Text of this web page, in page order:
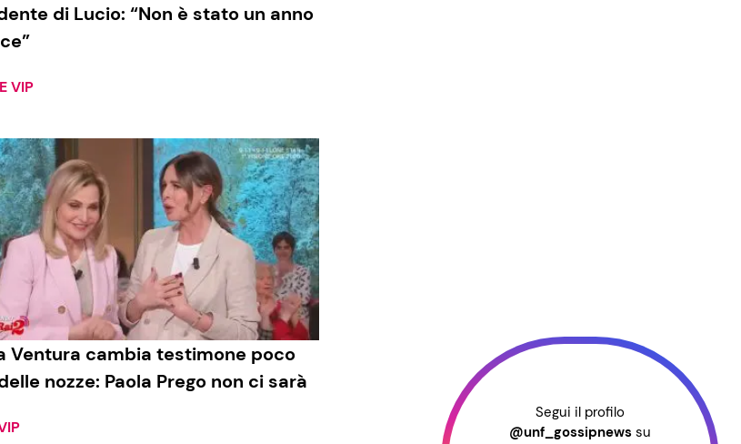
di Lucio: “Non è stato un anno
VIP
Ventura cambia testimone poco
nozze: Paola Prego non ci sarà
Segui il profilo
@unf_gossipnews su